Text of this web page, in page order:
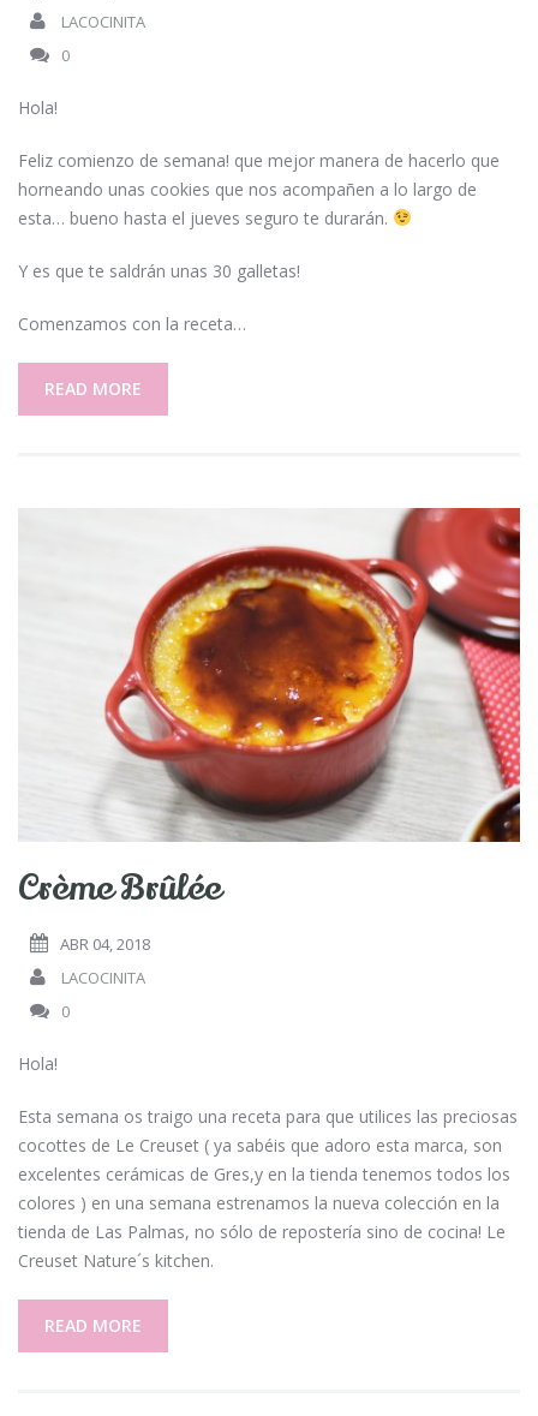
LACOCINITA
0
Hola!
Feliz comienzo de semana! que mejor manera de hacerlo que
horneando unas cookies que nos acompañen a lo largo de
esta… bueno hasta el jueves seguro te durarán.
Y es que te saldrán unas 30 galletas!
Comenzamos con la receta…
READ MORE
Crème Brûlée
ABR 04, 2018
LACOCINITA
0
Hola!
Esta semana os traigo una receta para que utilices las preciosas
cocottes de Le Creuset ( ya sabéis que adoro esta marca, son
excelentes cerámicas de Gres,y en la tienda tenemos todos los
colores ) en una semana estrenamos la nueva colección en la
tienda de Las Palmas, no sólo de repostería sino de cocina! Le
Creuset Nature´s kitchen.
READ MORE